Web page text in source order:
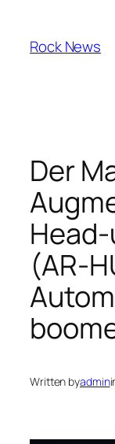
content
Rock News
Der
(AR-
Written byadmin